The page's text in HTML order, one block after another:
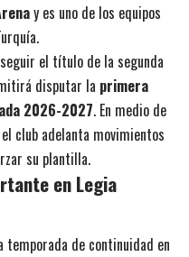
y es uno de los equipos
el título de la segunda
disputar la primera
2026-2027. En medio de
club adelanta movimientos
su plantilla.
en Legia
temporada de continuidad en